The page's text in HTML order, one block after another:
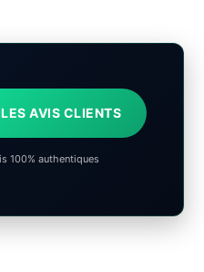
AVIS CLIENTS
100% authentiques